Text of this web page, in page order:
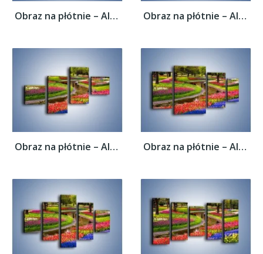
Obraz na płótnie – Aleje kolorowych... Obraz na płótnie – Aleje kolorowych...
Obraz na płótnie – Aleje kolorowych... Obraz na płótnie – Aleje kolorowych...